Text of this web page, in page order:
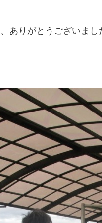
ありがとうございまし